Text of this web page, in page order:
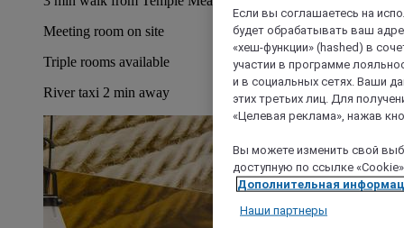
Meeting room on site
Triple rooms available
River taxi 2 min away
Если вы соглашаетесь на
будет обрабатывать ваш
«хеш-функции» (hashed) в
участии в программе
и в социальных сетях. Ваши
этих третьих лиц. Для
«Целевая реклама», нажав
Вы можете изменить свой
доступную по ссылке
Дополнительная
Наши партнеры